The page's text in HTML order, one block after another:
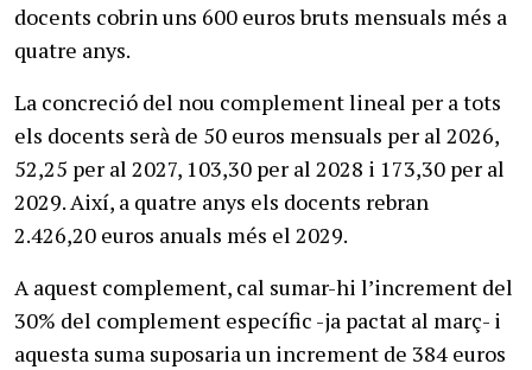
docents cobrin uns 600 euros bruts mensuals més a
quatre anys.
La concreció del nou complement lineal per a tots
els docents serà de 50 euros mensuals per al 2026,
52,25 per al 2027, 103,30 per al 2028 i 173,30 per al
2029. Així, a quatre anys els docents rebran
2.426,20 euros anuals més el 2029.
A aquest complement, cal sumar-hi l’increment del
30% del complement específic -ja pactat al març- i
aquesta suma suposaria un increment de 384 euros